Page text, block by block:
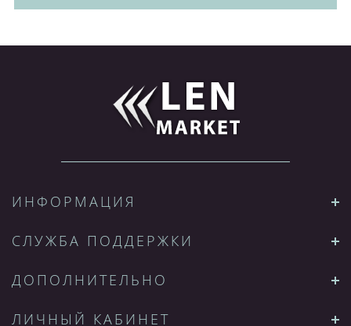
ИНФОРМАЦИЯ
СЛУЖБА ПОДДЕРЖКИ
ДОПОЛНИТЕЛЬНО
ЛИЧНЫЙ КАБИНЕТ